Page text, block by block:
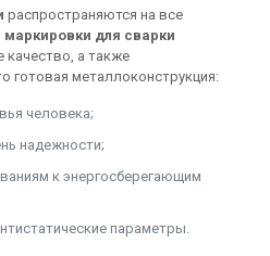
распространяются на все
для сварки
а также
готовая металлоконструкция:
человека;
надежности;
к энергосберегающим
параметры.